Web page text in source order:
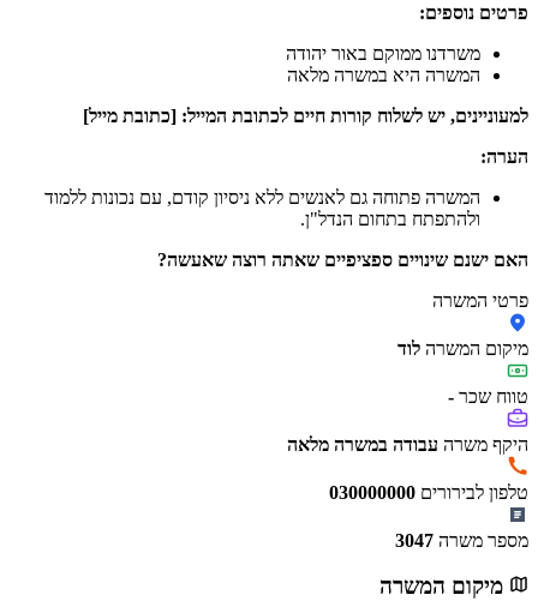
פרטים נוספים:
משרדנו ממוקם באור יהודה
המשרה היא במשרה מלאה
למעוניינים, יש לשלוח קורות חיים לכתובת המייל: [כתובת מייל]
הערה:
המשרה פתוחה גם לאנשים ללא ניסיון קודם, עם נכונות ללמוד
ולהתפתח בתחום הנדל"ן.
האם ישנם שינויים ספציפיים שאתה רוצה שאעשה?
פרטי המשרה
מיקום המשרה לוד
טווח שכר -
היקף משרה עבודה במשרה מלאה
טלפון לבירורים 030000000
מספר משרה 3047
מיקום המשרה